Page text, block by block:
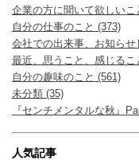
企業の方に聞いて欲しいこ
自分の仕事のこと (373)
会社での出来事、お知らせ
最近、思うこと、感じるこ
自分の趣味のこと (561)
未分類 (35)
『センチメンタルな秋』
人気記事